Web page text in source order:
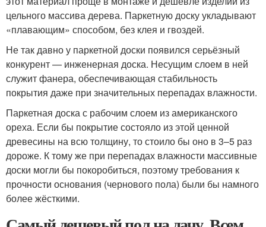
цельного массива дерева. Паркетную доску укладывают
«плавающим» способом, без клея и гвоздей.
Не так давно у паркетной доски появился серьёзный
конкурент — инженерная доска. Несущим слоем в ней
служит фанера, обеспечивающая стабильность
покрытия даже при значительных перепадах влажности.
Паркетная доска с рабочим слоем из американского
ореха. Если бы покрытие состояло из этой ценной
древесины на всю толщину, то стоило бы оно в 3–5 раз
дороже. К тому же при перепадах влажности массивные
доски могли бы покоробиться, поэтому требования к
прочности основания (чернового пола) были бы намного
более жёсткими.